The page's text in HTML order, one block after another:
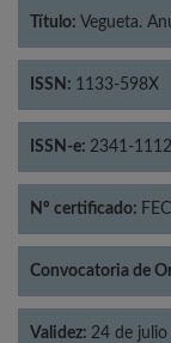
Título: Vegueta.
ISSN: 1133-598X
ISSN-e: 2341-1112
Nº certificado:
Convocatoria de
Validez: 24 de julio